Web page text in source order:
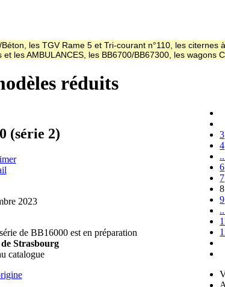
les TGV Rame 5 et Tri-courant n°110, les
les AMBULANCES, les BB6700/BB67300, les wagons
réduits
(série 2)
2023
de BB16000 est en préparation
Strasbourg
catalogue
3
4
6
7
8
9